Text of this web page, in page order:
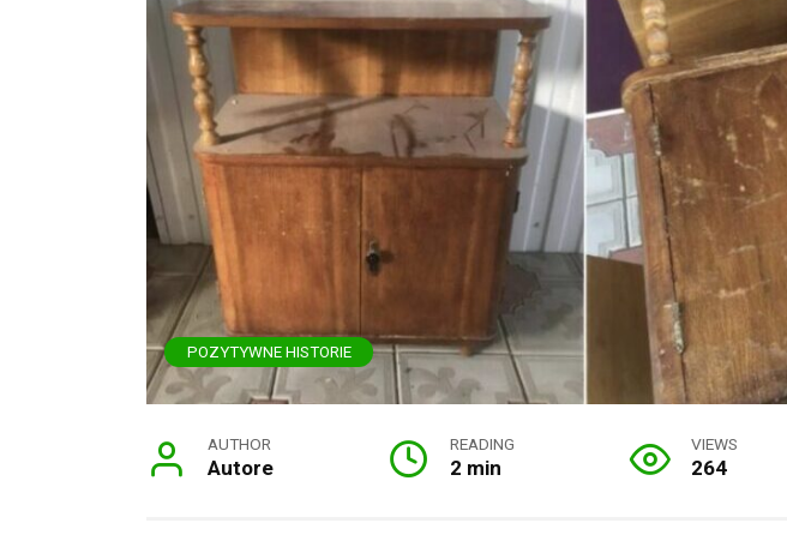
POZYTYWNE HISTORIE
AUTHOR
Autore
READING
2 min
VIEWS
264